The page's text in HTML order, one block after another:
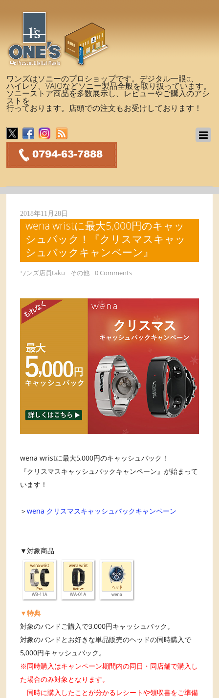
ワンズはソニーのプロショップです。デジタル一眼α、
ハイレゾ、VAIOなどソニー製品全般を取り扱っています。
ソニーストア商品を多数展示し、レビューやご購入のアシ
ストを
行っております。店頭での注文もお受けしております！
2018年11月28日
wena wristに最大5,000円のキャッ
シュバック！『クリスマスキャッ
シュバックキャンペーン』
ワンズ店員taku その他 0 Comments
wena wristに最大5,000円のキャッシュバック！
『クリスマスキャッシュバックキャンペーン』が始まって
います！
＞wena クリスマスキャッシュバックキャンペーン
▼対象商品
▼特典
対象のバンドご購入で3,000円キャッシュバック。
対象のバンドとお好きな単品販売のヘッドの同時購入で
5,000円キャッシュバック。
※同時購入はキャンペーン期間内の同日・同店舗で購入し
た場合のみ対象となります。
同時に購入したことが分かるレシートや領収書をご準備